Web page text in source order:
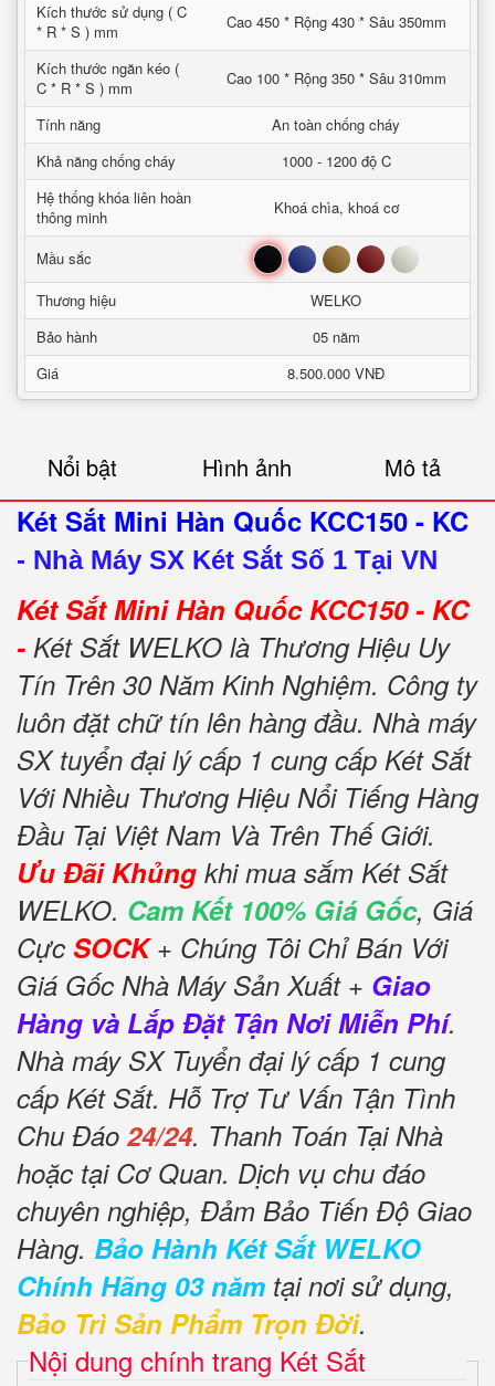
Kích thước sử dụng ( C
* R * S ) mm
Cao 450 * Rộng 430 * Sâu 350mm
Kích thước ngăn kéo (
C * R * S ) mm
Cao 100 * Rộng 350 * Sâu 310mm
Tính năng
An toàn chống cháy
Khả năng chống cháy
1000 - 1200 độ C
Hệ thống khóa liên hoàn
thông minh
Khoá chìa, khoá cơ
Mầu sắc Đen Xanh Nâu Đỏ Trắng
Thương hiệu
WELKO
Bảo hành
05 năm
Giá
8.500.000 VNĐ
Nổi bật Hình ảnh Mô tả
Két Sắt Mini Hàn Quốc KCC150 - KC
- Nhà Máy SX Két Sắt Số 1 Tại VN
Két Sắt Mini Hàn Quốc KCC150 - KC
- Két Sắt WELKO là Thương Hiệu Uy
Tín Trên 30 Năm Kinh Nghiệm. Công ty
luôn đặt chữ tín lên hàng đầu. Nhà máy
SX tuyển đại lý cấp 1 cung cấp Két Sắt
Với Nhiều Thương Hiệu Nổi Tiếng Hàng
Đầu Tại Việt Nam Và Trên Thế Giới.
Ưu Đãi Khủng khi mua sắm Két Sắt
WELKO. Cam Kết 100% Giá Gốc, Giá
Cực SOCK+ Chúng Tôi Chỉ Bán Với
Giá Gốc Nhà Máy Sản Xuất + Giao
Hàng và Lắp Đặt Tận Nơi Miễn Phí.
Nhà máy SX Tuyển đại lý cấp 1 cung
cấp Két Sắt. Hỗ Trợ Tư Vấn Tận Tình
Chu Đáo 24/24. Thanh Toán Tại Nhà
hoặc tại Cơ Quan. Dịch vụ chu đáo
chuyên nghiệp, Đảm Bảo Tiến Độ Giao
Hàng. Bảo Hành Két Sắt WELKO
Chính Hãng 03 năm tại nơi sử dụng,
Bảo Trì Sản Phẩm Trọn Đời.
Nội dung chính trang Két Sắt